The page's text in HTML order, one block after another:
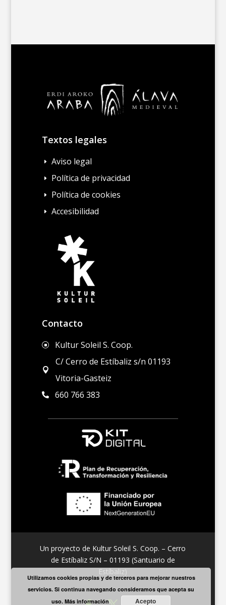
Textos legales
E Aviso legal
E Política de privacidad
E Política de cookies
E Accesibilidad
Contacto
] Kultur Soleil S. Coop.

C/ Cerro de Estíbaliz s/n 01193
Vitoria-Gasteiz
 660 766 383
Un proyecto de Kultur Soleil S. Coop. – Cerro
de Estíbaliz S/N – 01193 (Santuario de
Estíbaliz)
Utilizamos cookies propias y de terceros para mejorar nuestros
servicios. Si continua navegando consideramos que acepta su
uso. Más información Acepto